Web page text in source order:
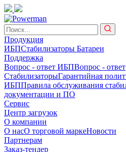
Продукция
ИБПСтабилизаторы Батареи
Поддержка
Вопрос - ответ ИБПВопрос - ответ
СтабилизаторыГарантийная
ИБППравила обслуживания
документации и ПО
Сервис
Центр загрузок
О компании
О насО торговой маркеНовости
Партнерам
Заказ-тендер